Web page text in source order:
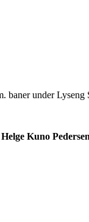
baner under
Helge Kuno Pedersen